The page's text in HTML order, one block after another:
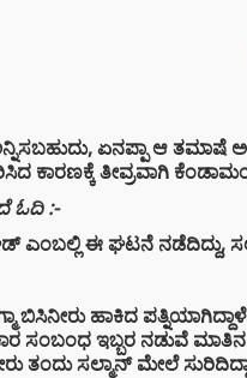
ಏನಪ್ಪಾ ಆ ತಮಾಷೆ
ಕಾರಣಕ್ಕೆ ತೀವ್ರವಾಗಿ
ಓದಿ :-
ಎಂಬಲ್ಲಿ ಈ ಘಟನೆ ನಡೆದಿದ್ದು,
ಬಿಸಿನೀರು ಹಾಕಿದ
ಸಂಬಂಧ ಇಬ್ಬರ ನಡುವೆ
ತಂದು ಸಲ್ಮಾನ್ ಮೇಲೆ